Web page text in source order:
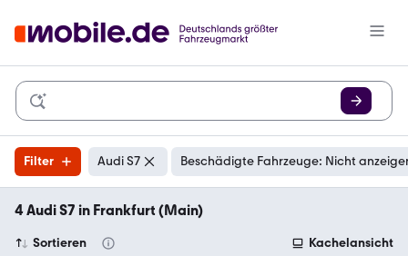
Filter Audi S7 Beschädigte Fahrzeuge: Nicht
4 Audi S7 in Frankfurt (Main)
Sortieren Kachelansicht